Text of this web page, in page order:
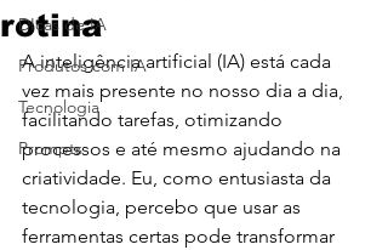
DIcas de IA
Produtos com IA
Tecnologia
Prompts
rotina
A inteligência artificial (IA) está cada
vez mais presente no nosso dia a dia,
facilitando tarefas, otimizando
processos e até mesmo ajudando na
criatividade. Eu, como entusiasta da
tecnologia, percebo que usar as
ferramentas certas pode transformar